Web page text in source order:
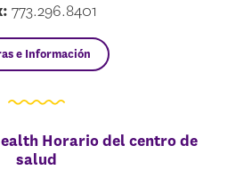
773.296.8401
e Información
Horario del centro de
salud